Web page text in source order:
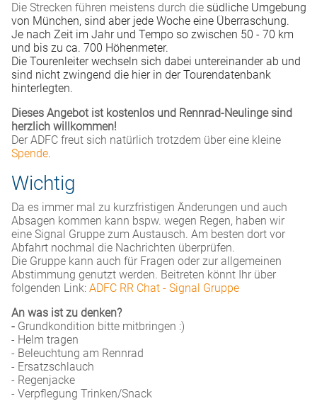
Die Strecken führen meistens durch die südliche Umgebung
von München, sind aber jede Woche eine Überraschung.
Je nach Zeit im Jahr und Tempo so zwischen 50 - 70 km
und bis zu ca. 700 Höhenmeter.
Die Tourenleiter wechseln sich dabei untereinander ab und
sind nicht zwingend die hier in der Tourendatenbank
hinterlegten.
Dieses Angebot ist kostenlos und Rennrad-Neulinge sind
herzlich willkommen!
Der ADFC freut sich natürlich trotzdem über eine kleine
Spende.
Wichtig
Da es immer mal zu kurzfristigen Änderungen und auch
Absagen kommen kann bspw. wegen Regen, haben wir
eine Signal Gruppe zum Austausch. Am besten dort vor
Abfahrt nochmal die Nachrichten überprüfen.
Die Gruppe kann auch für Fragen oder zur allgemeinen
Abstimmung genutzt werden. Beitreten könnt Ihr über
folgenden Link: ADFC RR Chat - Signal Gruppe
An was ist zu denken?
- Grundkondition bitte mitbringen :)
- Helm tragen
- Beleuchtung am Rennrad
- Ersatzschlauch
- Regenjacke
- Verpflegung Trinken/Snack